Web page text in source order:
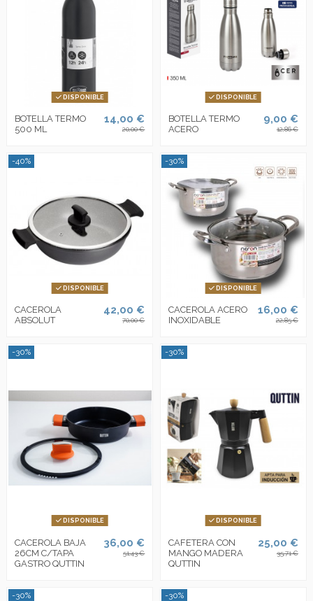
DISPONIBLE
BOTELLA TERMO
500 ML
14,00 €
20,00 €
DISPONIBLE
BOTELLA TERMO
ACERO
9,00 €
12,86 €
-40%
DISPONIBLE
CACEROLA
ABSOLUT
42,00 €
70,00 €
-30%
DISPONIBLE
CACEROLA ACERO
INOXIDABLE
16,00 €
22,85 €
-30%
DISPONIBLE
CACEROLA BAJA
26CM C/TAPA
GASTRO QUTTIN
36,00 €
51,43 €
-30%
DISPONIBLE
CAFETERA CON
MANGO MADERA
QUTTIN
25,00 €
35,71 €
-30% -30%